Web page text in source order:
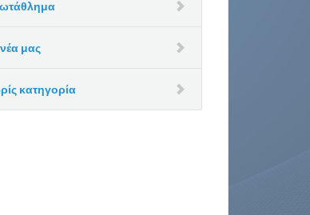
μας
κατηγορία